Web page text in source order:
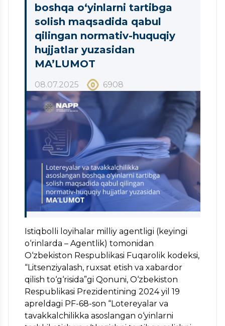
boshqa o‘yinlarni tartibga
solish maqsadida qabul
qilingan normativ-huquqiy
hujjatlar yuzasidan
MA’LUMOT
08.07.2025 6908
Istiqbolli loyihalar milliy agentligi (keyingi
o‘rinlarda – Agentlik) tomonidan
O‘zbekiston Respublikasi Fuqarolik kodeksi,
“Litsenziyalash, ruxsat etish va xabardor
qilish to‘g‘risida”gi Qonuni, O‘zbekiston
Respublikasi Prezidentining 2024 yil 19
apreldagi PF-68-son “Lotereyalar va
tavakkalchilikka asoslangan o‘yinlarni